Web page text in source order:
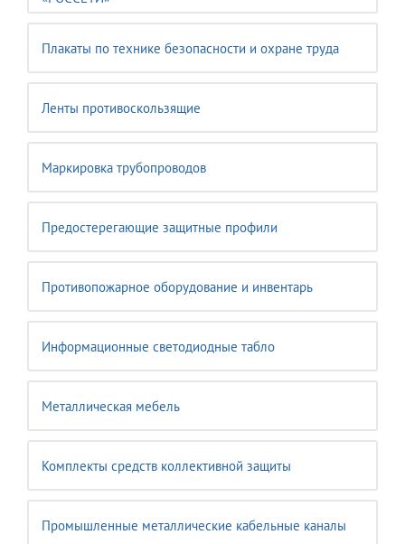
Плакаты по технике безопасности и охране труда
Ленты противоскользящие
Маркировка трубопроводов
Предостерегающие защитные профили
Противопожарное оборудование и инвентарь
Информационные светодиодные табло
Металлическая мебель
Комплекты средств коллективной защиты
Промышленные металлические кабельные каналы